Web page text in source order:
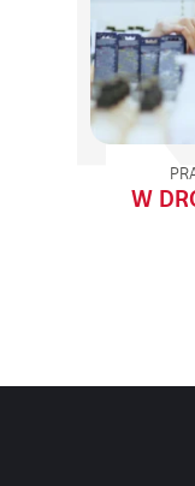
W